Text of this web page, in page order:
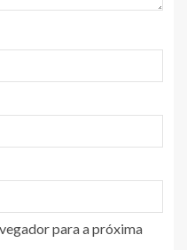
para a próxima